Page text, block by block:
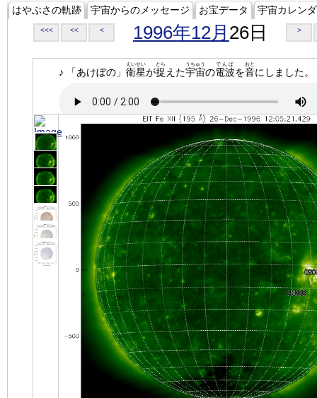
はやぶさの軌跡 宇宙からのメッセージ お宝データ 宇宙カレン
<<< << < 1996年12月 26日 >
♪ 「あけぼの」 衛星
えいせい
が捉
とら
えた宇宙
うちゅう
の電波
でんぱ
を音
おと
にしました。